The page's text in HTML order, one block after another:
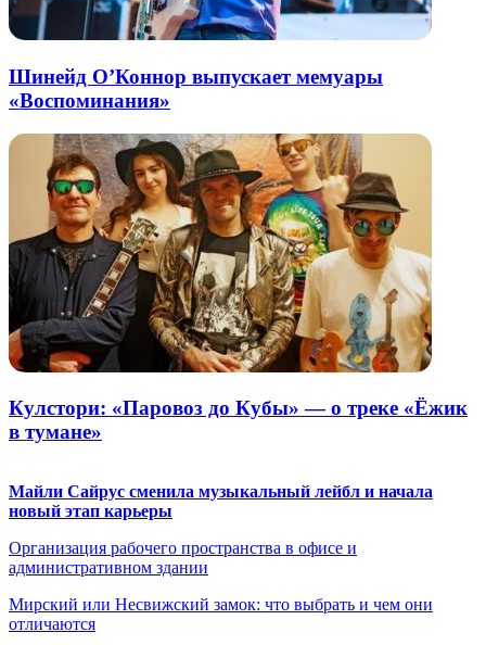
Шинейд О’Коннор выпускает мемуары
«Воспоминания»
Кулстори: «Паровоз до Кубы» — о треке «Ёжик
в тумане»
Майли Сайрус сменила музыкальный лейбл и начала
новый этап карьеры
Организация рабочего пространства в офисе и
административном здании
Мирский или Несвижский замок: что выбрать и чем они
отличаются